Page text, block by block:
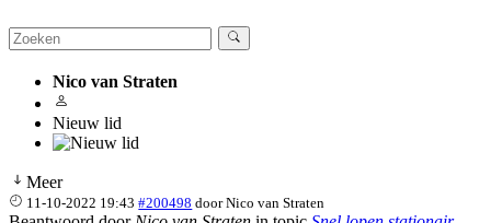
Nico van Straten
Nieuw lid
Meer
11-10-2022 19:43 #200498 doorNico van Straten